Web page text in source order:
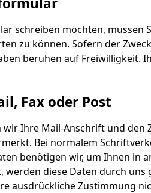
schreiben möchten,
zu können. Sofern der
beruhen auf Freiwilligkeit.
Fax oder Post
Ihre Mail-Anschrift und
Bei normalem
benötigen wir, um Ihnen in
diese Daten durch
ausdrückliche Zustimmung